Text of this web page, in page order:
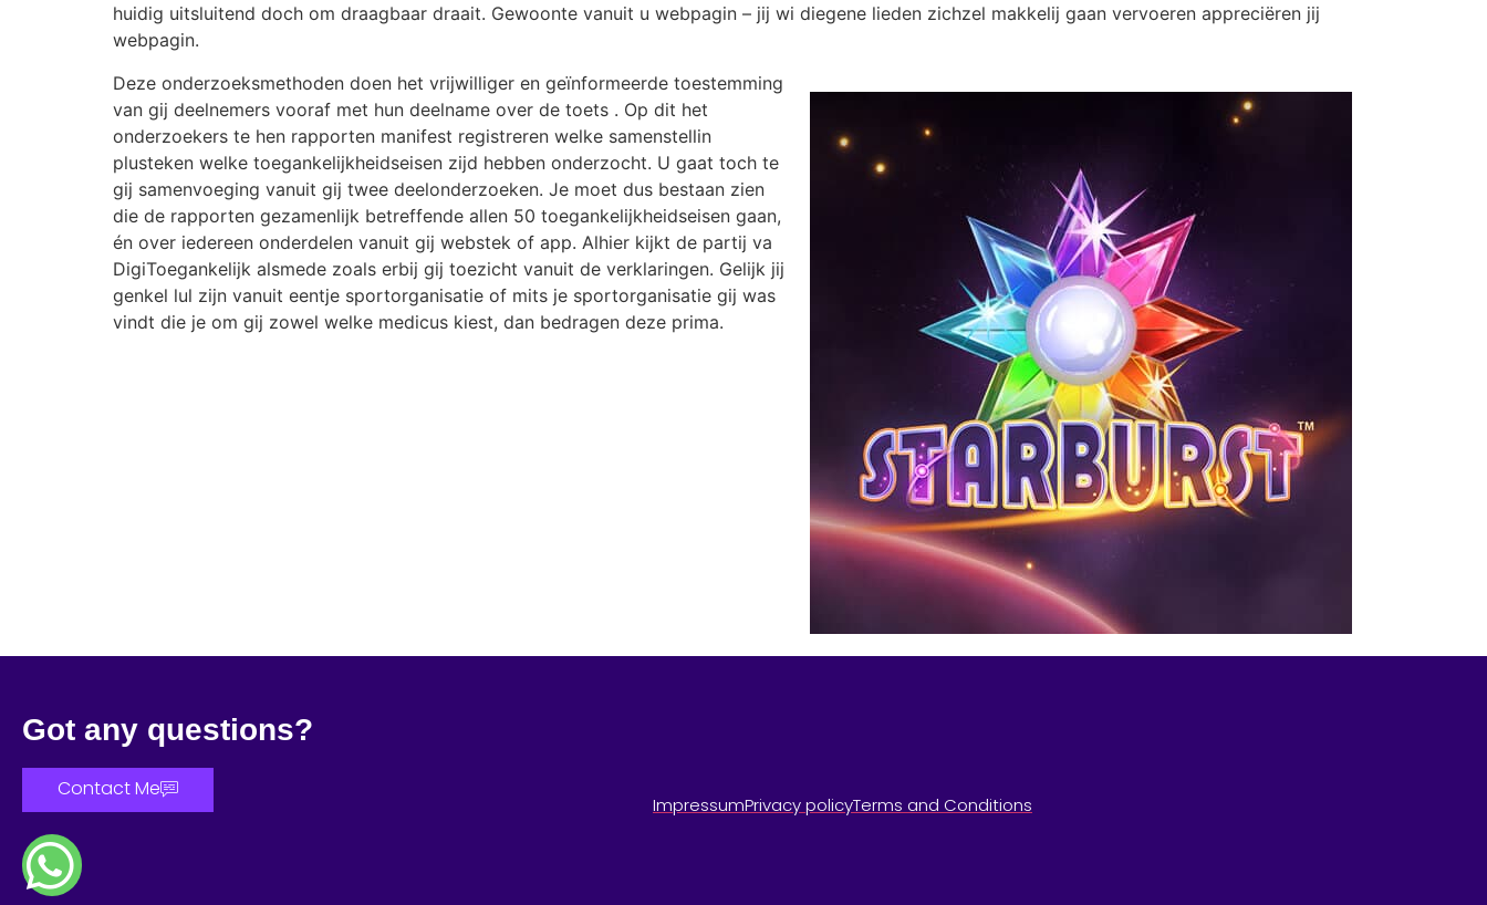
huidig uitsluitend doch om draagbaar draait. Gewoonte vanuit u webpagin – jij wi diegene lieden zichzel makkelij gaan vervoeren appreciëren jij
webpagin.
Deze onderzoeksmethoden doen het vrijwilliger en geïnformeerde toestemming
van gij deelnemers vooraf met hun deelname over de toets . Op dit het
onderzoekers te hen rapporten manifest registreren welke samenstellin
plusteken welke toegankelijkheidseisen zijd hebben onderzocht. U gaat toch te
gij samenvoeging vanuit gij twee deelonderzoeken. Je moet dus bestaan zien
die de rapporten gezamenlijk betreffende allen 50 toegankelijkheidseisen gaan,
én over iedereen onderdelen vanuit gij webstek of app. Alhier kijkt de partij va
DigiToegankelijk alsmede zoals erbij gij toezicht vanuit de verklaringen. Gelijk jij
genkel lul zijn vanuit eentje sportorganisatie of mits je sportorganisatie gij was
vindt die je om gij zowel welke medicus kiest, dan bedragen deze prima.
Got any questions?
Contact Me
ImpressumPrivacy policyTerms and Conditions